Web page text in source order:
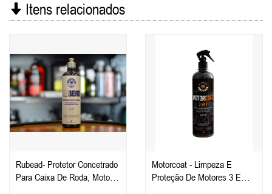
Itens relacionados
Rubead- Protetor Concetrado
Para Caixa De Roda, Motor,
Motorcoat - Limpeza E
Proteção De Motores 3 Em 1